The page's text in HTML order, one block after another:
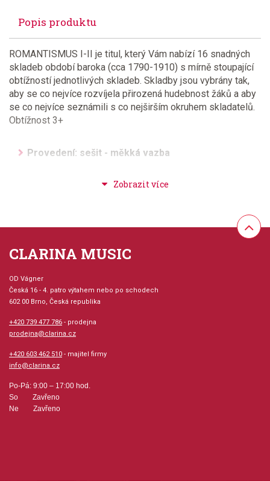
Popis produktu
ROMANTISMUS I-II je titul, který Vám nabízí 16 snadných
skladeb období baroka (cca 1790-1910) s mírně stoupající
obtížností jednotlivých skladeb. Skladby jsou vybrány tak,
aby se co nejvíce rozvíjela přirozená hudebnost žáků a aby
se co nejvíce seznámili s co nejširším okruhem skladatelů.
Obtížnost 3+
Provedení: sešit - měkká vazba
Série: Progresivní klavír
Počet skladeb: 16
Počet stran: 16
hudební úprava: klavír
Obsazení: solo
Odběr minimálně 1 kus
CLARINA MUSIC
OD Vágner
Česká 16 - 4. patro výtahem nebo po schodech
602 00 Brno, Česká republika
+420 739 477 786 - prodejna
prodejna@clarina.cz
+420 603 462 510 - majitel firmy
info@clarina.cz
Po-Pá: 9:00 – 17:00 hod.
So Zavřeno
Ne Zavřeno